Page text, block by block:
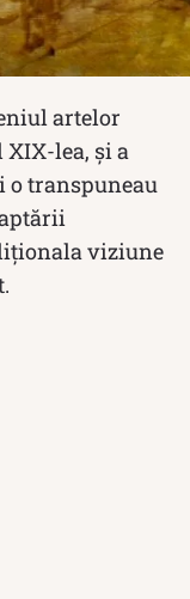
artelor
lea, și a
o transpuneau
viziune